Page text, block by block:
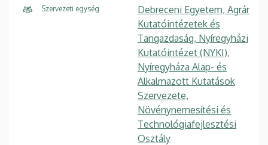
Szervezeti egység
Debreceni Egyetem, Agrár
Kutatóintézetek és
Tangazdaság, Nyíregyházi
Kutatóintézet (NYKI),
Nyíregyháza Alap- és
Alkalmazott Kutatások
Szervezete,
Növénynemesítési és
Technológiafejlesztési
Osztály